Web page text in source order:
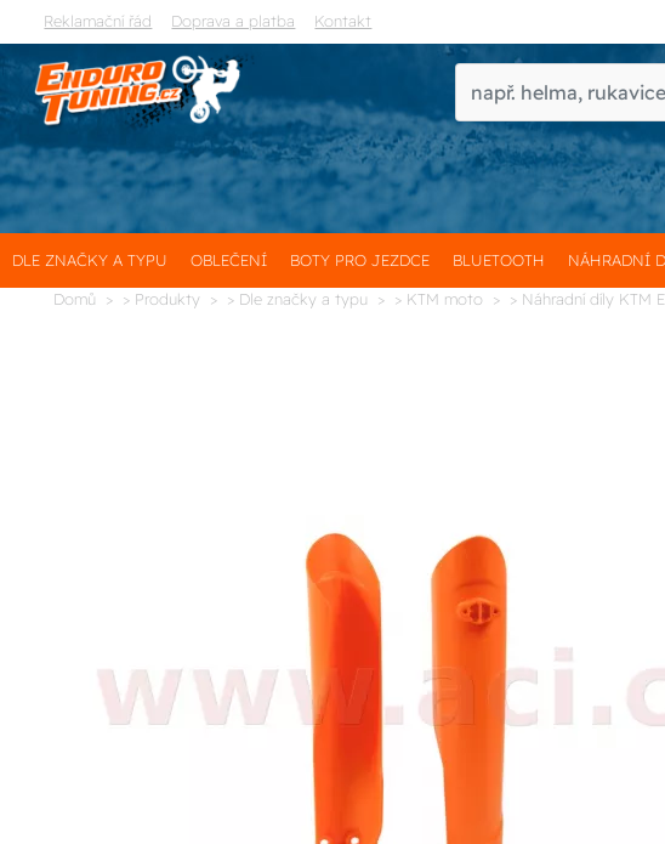
Reklamační řád Doprava a platba Kontakt
DLE ZNAČKY A TYPU OBLEČENÍ BOTY PRO JEZDCE BLUETOOTH NÁHRADNÍ
Domů > Produkty > Dle značky a typu > KTM moto > Náhradní díly KTM